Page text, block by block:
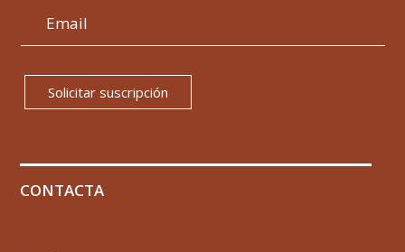
Solicitar suscripción
CONTACTA